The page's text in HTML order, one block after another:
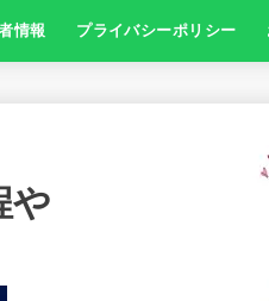
情報 プライバシーポリシー
や